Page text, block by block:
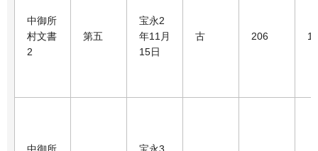
中御所
村文書
2
第五
宝永2
年11月
15日
古 206 1